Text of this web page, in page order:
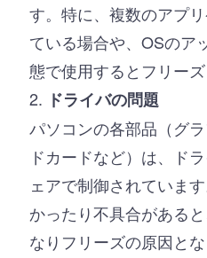
す。特に、複数のアプ
ている場合や、OSのア
態で使用するとフリーズ
ドライバの問題
パソコンの各部品（グ
ドカードなど）は、ド
ェアで制御されていま
かったり不具合がある
なりフリーズの原因と